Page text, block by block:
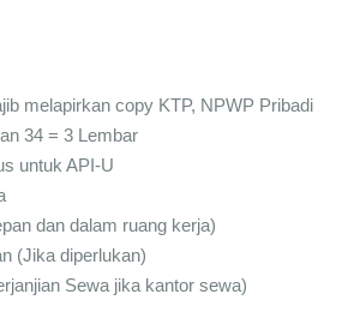
melapirkan copy KTP, NPWP Pribadi
34 = 3 Lembar
untuk API-U
dan dalam ruang kerja)
(Jika diperlukan)
Sewa jika kantor sewa)